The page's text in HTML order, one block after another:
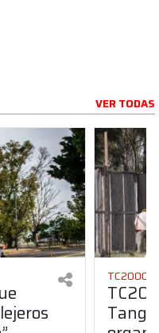
VER TODAS
TC2000